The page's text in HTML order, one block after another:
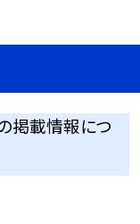
掲載情報につ